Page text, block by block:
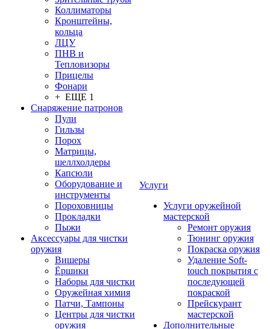
Коллиматоры
Кронштейны,
кольца
ЛЦУ
ПНВ и
Тепловизоры
Прицелы
Фонари
+ ЕЩЕ 1
Снаряжение патронов
Пули
Гильзы
Порох
Матрицы,
шеллхолдеры
Капсюли
Оборудование и
инструменты
Пороховницы
Прокладки
Пыжи
Аксессуары для чистки
оружия
Вишеры
Ёршики
Наборы для чистки
Оружейная химия
Патчи, Тампоны
Центры для чистки
оружия
Услуги
Услуги оружейной
мастерской
Ремонт оружия
Тюнинг оружия
Покраска оружия
Удаление Soft-
touch покрытия с
последующей
покраской
Прейскурант
мастерской
Дополнительные